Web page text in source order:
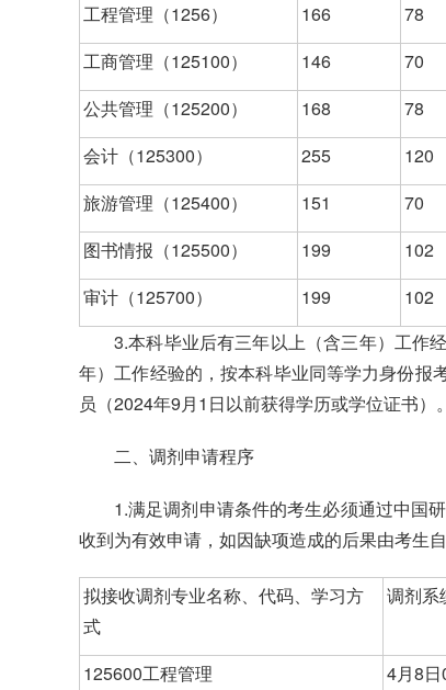
工程管理（1256）
166 78
工商管理（125100）
146 70
公共管理（125200）
168 78
会计（125300）
255 120
旅游管理（125400）
151 70
图书情报（125500）
199 102
审计（125700）
199 102
3.本科毕业后有三年以上（含三年）工作
年）工作经验的，按本科毕业同等学力身份报
员（2024年9月1日以前获得学历或学位证书）。
二、调剂申请程序
1.满足调剂申请条件的考生必须通过中国
收到为有效申请，如因缺项造成的后果由考生
拟接收调剂专业名称、代码、学习方
式
调剂系
125600工程管理
4月8